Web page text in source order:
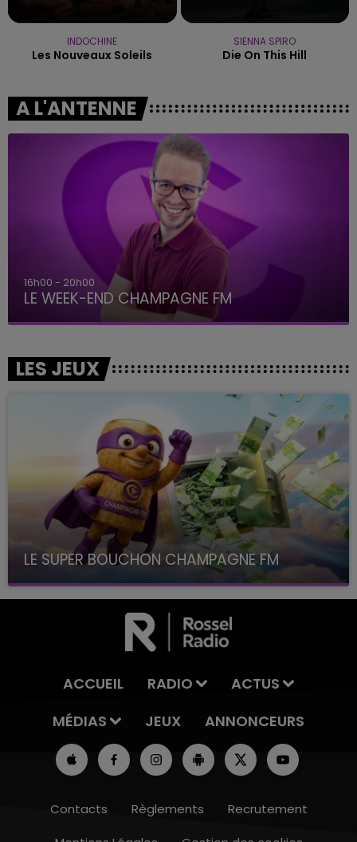
INDOCHINE
Les Nouveaux Soleils
SIENNA SPIRO
Die On This Hill
A L'ANTENNE
7h00 - 12h00
LE WEEK-END CHAMPAGNE FM
LES JEUX
LE SUPER BOUCHON CHAMPAGNE FM
avec La Famille Champagne FM, à 8H10
ACCUEIL RADIO
ACTUS
MÉDIAS
JEUX ANNONCEURS
Contacts Règlements
Recrutement